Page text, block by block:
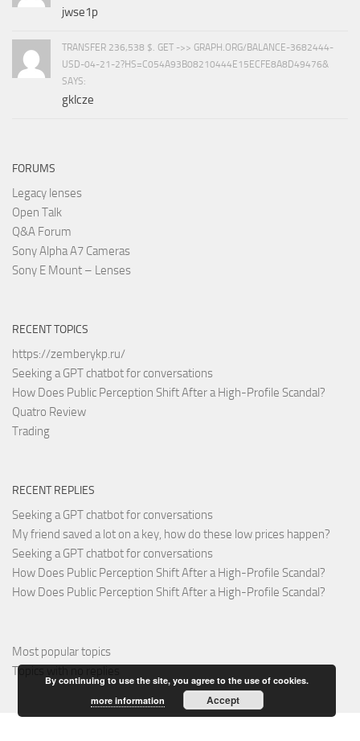
jwse1p
TRANSFER 236,538 $. GET ->> GRAPH.ORG/BALANCE-3682444-
USD-04-21-2?HS=C054A93B08210444E15ECFE8A8D49476&
SAYS:
gklcze
FORUMS
Legacy lenses
Open Talk
Q&A Forum
Sony Alpha A7 Cameras
Sony E Mount – Lenses
RECENT TOPICS
https://zemberykp.ru/
Seeking a GPT chatbot for conversations
How Does Public Perception Shift After a High-Profile Scandal?
Quatro Review
Trading
RECENT REPLIES
Seeking a GPT chatbot for conversations
My friend saved a lot on a key, how do these low prices happen?
Seeking a GPT chatbot for conversations
How Does Public Perception Shift After a High-Profile Scandal?
How Does Public Perception Shift After a High-Profile Scandal?
Most popular topics
Topics with no replies
By continuing to use the site, you agree to the use of cookies.
more information
Accept